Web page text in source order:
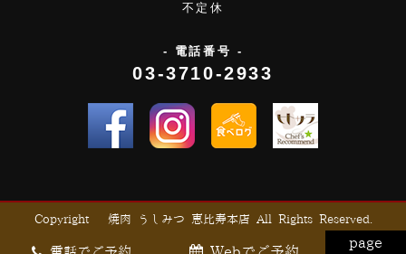
不定休
- 電話番号 -
03-3710-2933
Copyright © 焼肉 うしみつ 恵比寿本店 All Rights Reserved.
page